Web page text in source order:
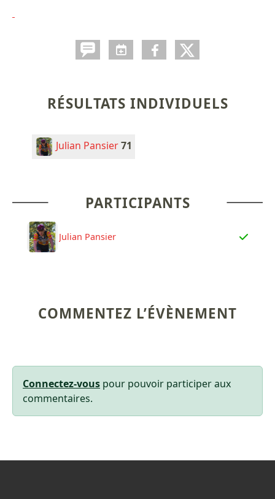
RÉSULTATS INDIVIDUELS
Julian Pansier71
PARTICIPANTS
Julian Pansier
COMMENTEZ L’ÉVÈNEMENT
Connectez-vous pour pouvoir participer aux
commentaires.